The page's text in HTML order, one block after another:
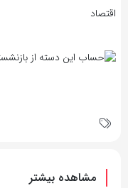
اقتصاد
مشاهده بیشتر